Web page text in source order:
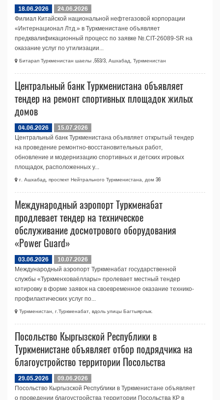
18.06.2026
24.06.2026
Филиал Китайской национальной нефтегазовой корпорации
«Интернационал Лтд.» в Туркменистане объявляет
предквалификационный процесс по заявке №.CIT-26089-SR на
оказание услуг по утилизации...
Битарап Туркменистан шаелы ,553/3, Ашхабад, Туркменистан
Центральный банк Туркменистана объявляет
тендер на ремонт спортивных площадок жилых
домов
04.06.2026
15.07.2026
Центральный банк Туркменистана объявляет открытый тендер
на проведение ремонтно-восстановительных работ,
обновление и модернизацию спортивных и детских игровых
площадок, расположенных у...
г. Ашхабад, проспект Нейтрального Туркменистана, дом 36
Международный аэропорт Туркменабат
продлевает тендер на техническое
обслуживание досмотрового оборудования
«Power Guard»
03.06.2026
10.07.2026
Международный аэропорт Туркменабат государственной
службы «Туркменховаёллары» пролевает местный тендер
котировку в форме заявок на своевременное оказание технико-
профилактических услуг по...
Туркменистан, г.Туркменабат, вдоль улицы Багтыярлык.
Посольство Кыргызской Республики в
Туркменистане объявляет отбор подрядчика на
благоустройство территории Посольства
29.05.2026
09.06.2026
Посольство Кыргызской Республики в Туркменистане объявляет
о проведении благоустройства территории Посольства КР в